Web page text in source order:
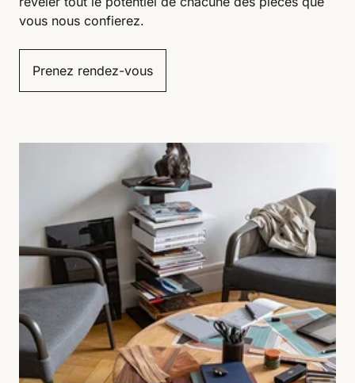
vous nous confierez.
Prenez rendez-vous